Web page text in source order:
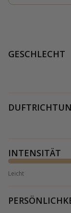
GESCHLECHT
INTENSITÄT
Leicht